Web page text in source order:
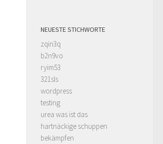
NEUESTE STICHWORTE
zqin3q
b2n9vo
ryim53
321sls
wordpress
testing
urea was ist das
hartnäckige schuppen
bekämpfen